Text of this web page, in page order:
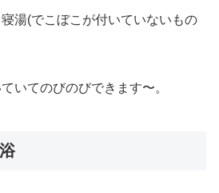
湯(でこぼこが付いていないもの
いてのびのびできます〜。